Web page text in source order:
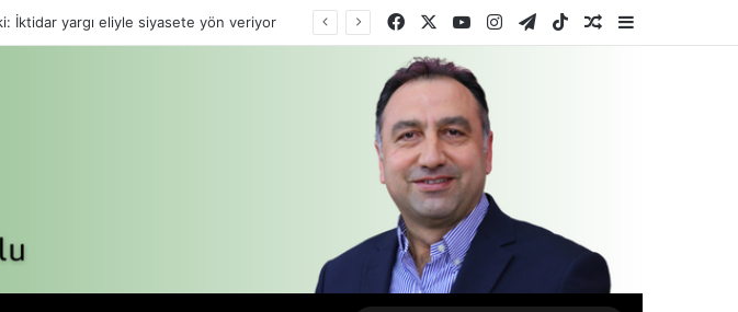
İktidar yargı eliyle siyasete yön veriyor FacebookYouTubeInstagram
TelegramTikTokRastgele Makale
Kenar